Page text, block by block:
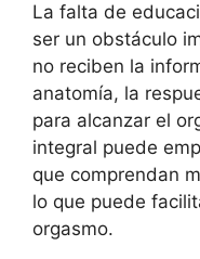
La falta de
ser un obstáculo
no reciben la
anatomía, la
para alcanzar el
integral puede
que comprendan
lo que puede
orgasmo.